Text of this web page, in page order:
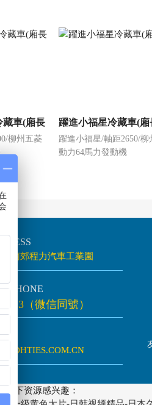
藏車(廂長
柳州五菱
躍進小福星冷藏車(廂
躍進小福星/軸距2650/柳
動力64馬力發動機
市南郊程力汽車工業園
5393（微信同號）
下资源感兴趣：